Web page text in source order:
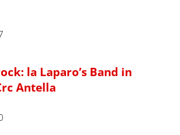
la Laparo’s Band in
Antella